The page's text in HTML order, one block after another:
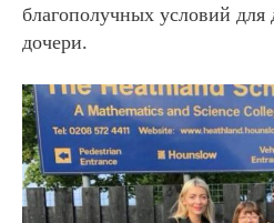
благополучных условий для
дочери.